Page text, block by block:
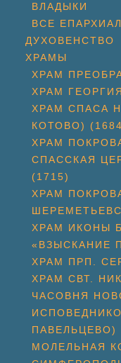
ВЛАДЫКИ
ВСЕ
ДУХОВЕНСТВО
ХРАМЫ
ХРАМ
ХРАМ
ХРАМ СПАСА
КОТОВО)
ХРАМ
СПАССКАЯ
(1715)
ХРАМ
ХРАМ ИКОНЫ
«ВЗЫСКАНИЕ
ХРАМ ПРП.
ХРАМ СВТ.
ЧАСОВНЯ
ПАВЕЛЬЦЕВО)
МОЛЕЛЬНАЯ